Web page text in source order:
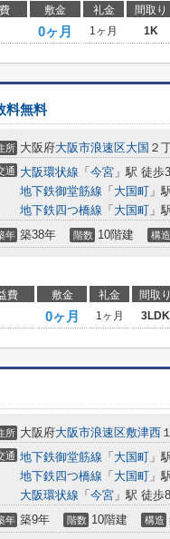
敷金 礼金 間取り
0ヶ月 1ヶ月 1K
料無料
所 大阪府大阪市浪速区大国 ２
通 大阪環状線 「 今宮 」駅 徒歩
地下鉄御堂筋線 「 大国町 」
地下鉄四つ橋線 「 大国町 」
年 築38年 階数 10階建 構造
費 敷金 礼金 間取り
0ヶ月 1ヶ月 3LDK
所 大阪府大阪市浪速区敷津西
通 地下鉄御堂筋線 「 大国町 」
地下鉄四つ橋線 「 大国町 」
大阪環状線 「 今宮 」駅 徒歩
年 築9年 階数 10階建 構造